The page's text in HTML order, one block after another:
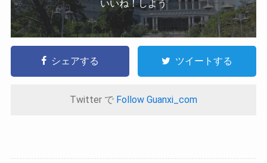
いいね！しよう
シェアする ツイートする
Twitter で Follow Guanxi_com